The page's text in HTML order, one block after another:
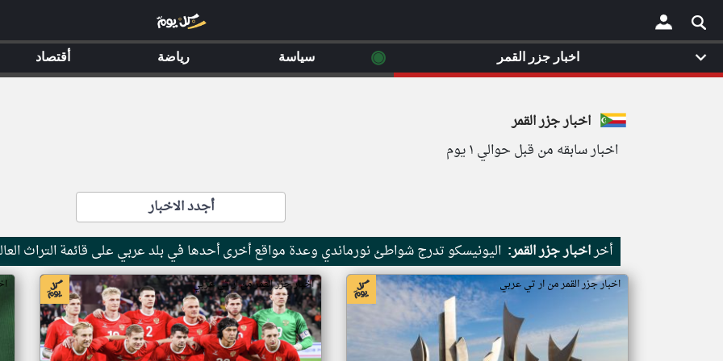
×
اخبار جزر القمر
اخبار سابقه من قبل حوالي ١ يوم
أجدد الاخبار
أخراخبار جزر القمر: اليونيسكو تدرج شواطئ نورماندي وعدة مواقع أخرى أحدها في بلد عربي على قائمة التراث
اخبار جزر القمر من ار تي عربي اخبار جزر القمر من ار تي عربي
اخبار جزر القمر ◉ سياسة رياضة أقتصاد